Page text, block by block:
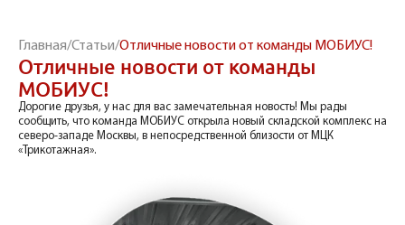
Главная/Статьи/Отличные новости от команды МОБИУС!
Отличные новости от команды
МОБИУС!
Дорогие друзья, у нас для вас замечательная новость! Мы рады
сообщить, что команда МОБИУС открыла новый складской комплекс на
северо-западе Москвы, в непосредственной близости от МЦК
«Трикотажная».